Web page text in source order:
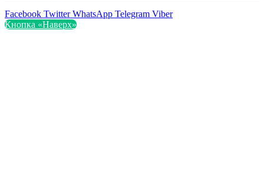
Facebook Twitter WhatsApp Telegram Viber
Кнопка «Наверх»